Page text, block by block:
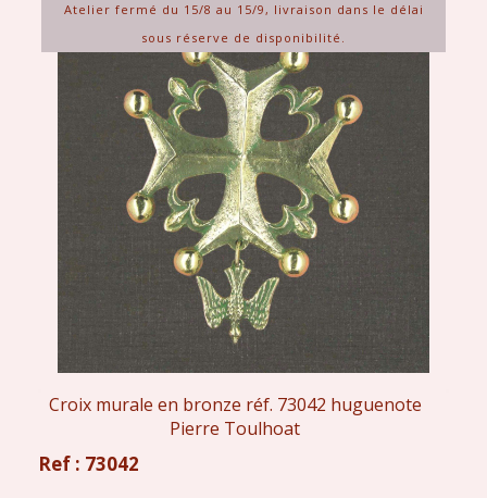
Atelier fermé du 15/8 au 15/9, livraison dans le délai
sous réserve de disponibilité.
Croix murale en bronze réf. 73042 huguenote
Pierre Toulhoat
Ref : 73042